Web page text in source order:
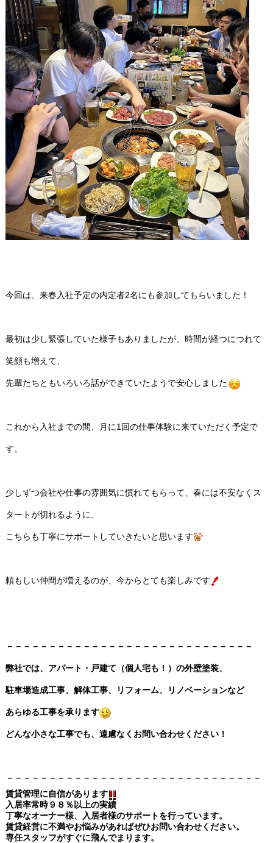
今回は、来春入社予定の内定者2名にも参加してもらいました！
最初は少し緊張していた様子もありましたが、時間が経つにつれて
笑顔も増えて、
先輩たちともいろいろ話ができていたようで安心しました
これから入社までの間、月に1回の仕事体験に来ていただく予定で
す。
少しずつ会社や仕事の雰囲気に慣れてもらって、春には不安なくス
タートが切れるように、
こちらも丁寧にサポートしていきたいと思います
頼もしい仲間が増えるのが、今からとても楽しみです
－－－－－－－－－－－－－－－－－－－－－－－－－－－－－
弊社では、アパート・戸建て（個人宅も！）の外壁塗装、
駐車場造成工事、解体工事、リフォーム、リノベーションなど
あらゆる工事を承ります
どんな小さな工事でも、遠慮なくお問い合わせください！
－－－－－－－－－－－－－－－－－－－－－－－－－－－－－－
賃貸管理に自信があります
入居率常時９８％以上の実績
丁寧なオーナー様、入居者様のサポートを行っています。
賃貸経営に不満やお悩みがあればぜひお問い合わせください。
専任スタッフがすぐに飛んでまります。